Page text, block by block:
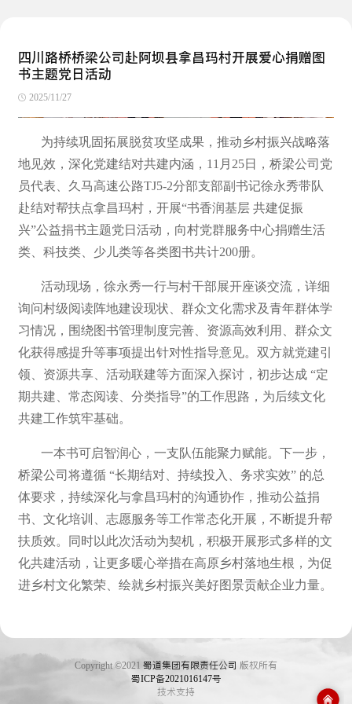
四川路桥桥梁公司赴阿坝县拿昌玛村开展爱心捐赠图
书主题党日活动
2025/11/27
为持续巩固拓展脱贫攻坚成果，推动乡村振兴战略落
地见效，深化党建结对共建内涵，11月25日，桥梁公司党
员代表、久马高速公路TJ5-2分部支部副书记徐永秀带队
赴结对帮扶点拿昌玛村，开展“书香润基层 共建促振
兴”公益捐书主题党日活动，向村党群服务中心捐赠生活
类、科技类、少儿类等各类图书共计200册。
活动现场，徐永秀一行与村干部展开座谈交流，详细
询问村级阅读阵地建设现状、群众文化需求及青年群体学
习情况，围绕图书管理制度完善、资源高效利用、群众文
化获得感提升等事项提出针对性指导意见。双方就党建引
领、资源共享、活动联建等方面深入探讨，初步达成 “定
期共建、常态阅读、分类指导”的工作思路，为后续文化
共建工作筑牢基础。
一本书可启智润心，一支队伍能聚力赋能。下一步，
桥梁公司将遵循 “长期结对、持续投入、务求实效” 的总
体要求，持续深化与拿昌玛村的沟通协作，推动公益捐
书、文化培训、志愿服务等工作常态化开展，不断提升帮
扶质效。同时以此次活动为契机，积极开展形式多样的文
化共建活动，让更多暖心举措在高原乡村落地生根，为促
进乡村文化繁荣、绘就乡村振兴美好图景贡献企业力量。
Copyright ©2021 蜀道集团有限责任公司 版权所有
蜀ICP备2021016147号
技术支持